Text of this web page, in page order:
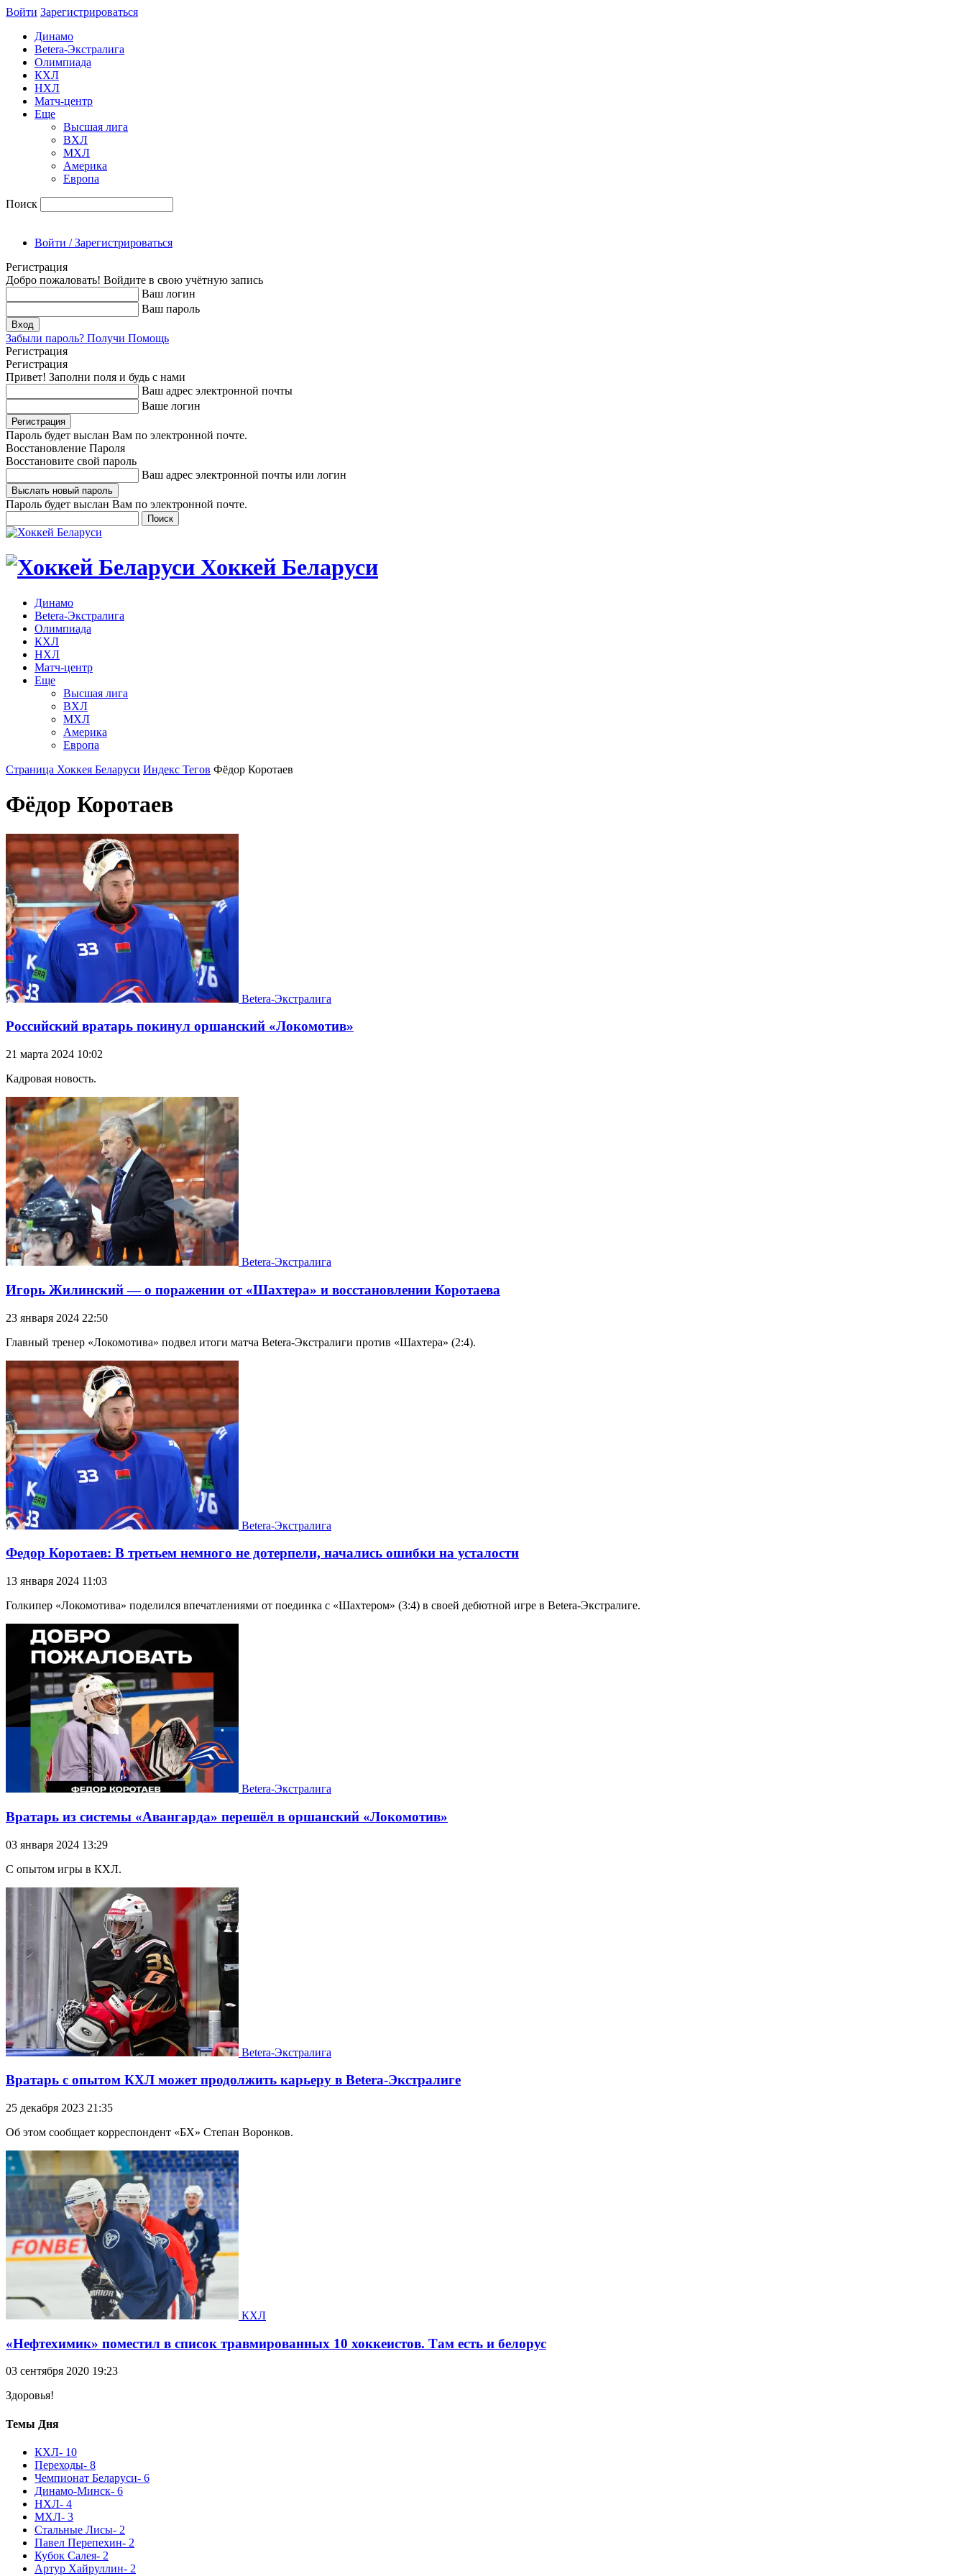
Войти Зарегиcтрироваться
Динамо
Betera-Экстралига
Олимпиада
КХЛ
НХЛ
Матч-центр
Еще
Высшая лига
ВХЛ
МХЛ
Америка
Европа
Поиск
Войти / Зарегистрироваться
Регистрация
Добро пожаловать! Войдите в свою учётную запись
Ваш логин
Ваш пароль
Забыли пароль? Получи Помощь
Регистрация
Регистрация
Привет! Заполни поля и будь с нами
Ваш адрес электронной почты
Ваше логин
Пароль будет выслан Вам по электронной почте.
Восстановление Пароля
Восстановите свой пароль
Ваш адрес электронной почты или логин
Пароль будет выслан Вам по электронной почте.
Хоккей Беларуси
Динамо
Betera-Экстралига
Олимпиада
КХЛ
НХЛ
Матч-центр
Еще
Высшая лига
ВХЛ
МХЛ
Америка
Европа
Страница Хоккея Беларуси Индекс Тегов Фёдор Коротаев
Фёдор Коротаев
Betera-Экстралига
Российский вратарь покинул оршанский «Локомотив»
21 марта 2024 10:02
Кадровая новость.
Betera-Экстралига
Игорь Жилинский — о поражении от «Шахтера» и восстановлении Коротаева
23 января 2024 22:50
Главный тренер «Локомотива» подвел итоги матча Betera-Экстралиги против «Шахтера» (2:4).
Betera-Экстралига
Федор Коротаев: В третьем немного не дотерпели, начались ошибки на усталости
13 января 2024 11:03
Голкипер «Локомотива» поделился впечатлениями от поединка с «Шахтером» (3:4) в своей дебютной игре в Betera-Экстралиге.
Betera-Экстралига
Вратарь из системы «Авангарда» перешёл в оршанский «Локомотив»
03 января 2024 13:29
С опытом игры в КХЛ.
Betera-Экстралига
Вратарь с опытом КХЛ может продолжить карьеру в Betera-Экстралиге
25 декабря 2023 21:35
Об этом сообщает корреспондент «БХ» Степан Воронков.
КХЛ
«Нефтехимик» поместил в список травмированных 10 хоккеистов. Там есть и белорус
03 сентября 2020 19:23
Здоровья!
Темы Дня
КХЛ- 10
Переходы- 8
Чемпионат Беларуси- 6
Динамо-Минск- 6
НХЛ- 4
МХЛ- 3
Стальные Лисы- 2
Павел Перепехин- 2
Кубок Салея- 2
Артур Хайруллин- 2